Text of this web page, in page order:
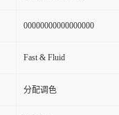
00000000000000000
Fast & Fluid
分配调色